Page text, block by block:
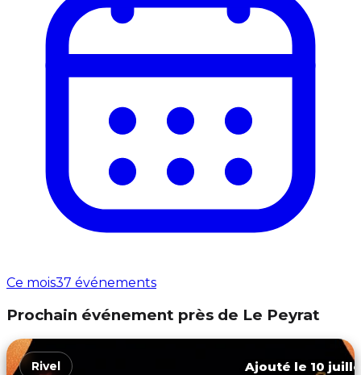
Ce mois37 événements
Prochain événement près de Le Peyrat
Rivel Ajouté le 10